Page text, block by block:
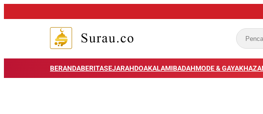
BERANDABERITASEJARAHDOAKALAMIBADAHMODE & GAYA